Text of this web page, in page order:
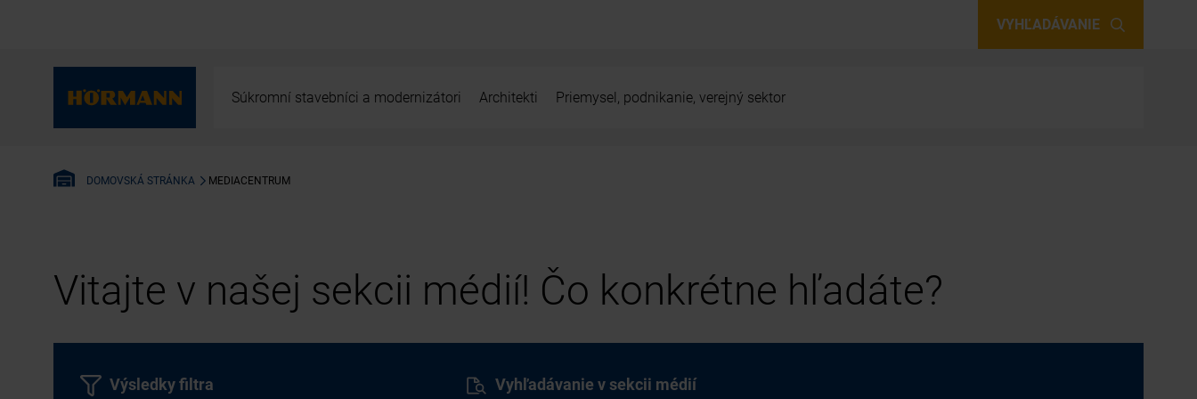
VYHĽADÁVANIE
Súkromní stavebníci a modernizátori Architekti Priemysel, podnikanie, verejný sektor
DOMOVSKÁ STRÁNKA MEDIACENTRUM
Vitajte v našej sekcii médií! Čo konkrétne hľadáte?
Vyhľadávanie v sekcii médií
Výsledky filtra